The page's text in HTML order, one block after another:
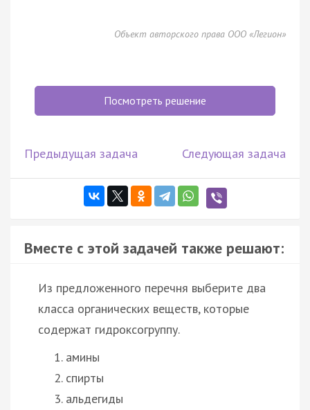
Объект авторского права ООО «Легион»
Посмотреть решение
Предыдущая задача Следующая задача
Вместе с этой задачей также решают:
Из предложенного перечня выберите два
класса органических веществ, которые
содержат гидроксогруппу.
амины
спирты
альдегиды